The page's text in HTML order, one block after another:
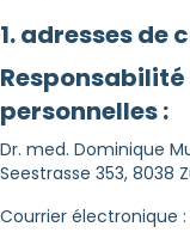
1. adresses de
personnelles :
Dr. med. Dominique
Seestrasse 353, 8038
Courrier électronique